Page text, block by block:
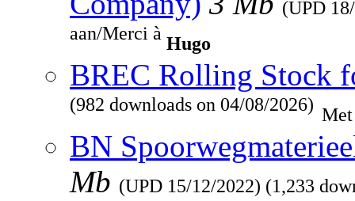
(UPD
aan/Merci à Hugo
BREC Rolling Stock
(982 downloads on 04/08/2026)
BN
Mb (UPD 15/12/2022) (1,233